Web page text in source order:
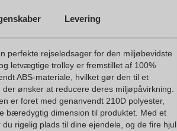
Levering
perfekte rejseledsager for den miljøbevidste
letvægtige trolley er fremstillet af 100%
ABS-materiale, hvilket gør den til et
ønsker at reducere deres miljøpåvirkning.
er foret med genanvendt 210D polyester,
bæredygtig dimension til produktet. Med et
rigelig plads til dine ejendele, og de fire hjul